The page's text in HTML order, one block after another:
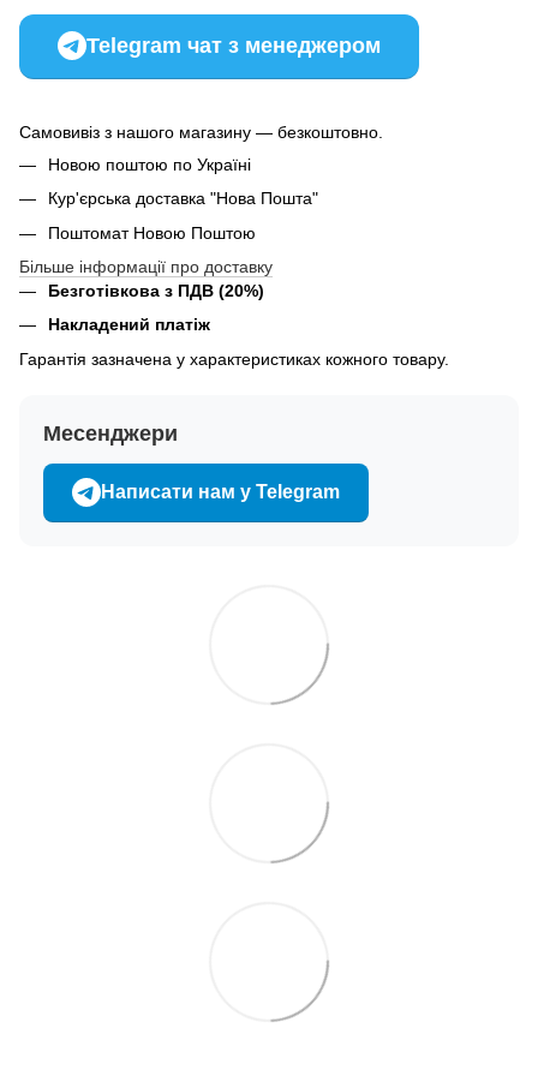
Telegram чат з менеджером
Самовивіз з нашого магазину — безкоштовно.
Новою поштою по Україні
Кур'єрська доставка "Нова Пошта"
Поштомат Новою Поштою
Більше інформації про доставку
Безготівкова з ПДВ (20%)
Накладений платіж
Гарантія зазначена у характеристиках кожного товару.
Месенджери
Написати нам у Telegram